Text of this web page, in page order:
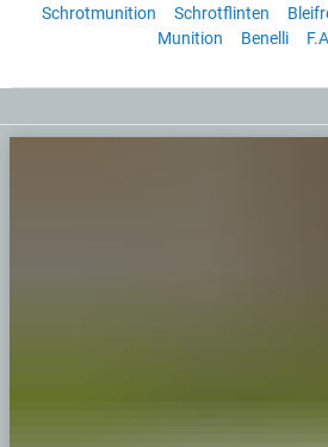
Schrotmunition
Schrotflinten
Munition
Benelli